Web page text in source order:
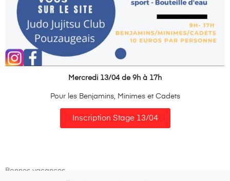
Mercredi 13/04 de 9h à 17h
Pour les Benjamins, Minimes et Cadets
Inscription Stage 13/04
Bonnes vacances,